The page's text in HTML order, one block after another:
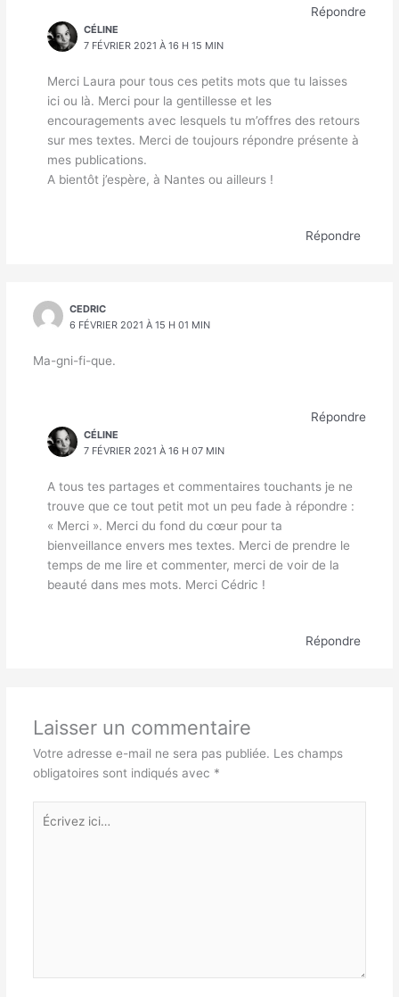
Répondre
CÉLINE
7 FÉVRIER 2021 À 16 H 15 MIN
Merci Laura pour tous ces petits mots que tu laisses
ici ou là. Merci pour la gentillesse et les
encouragements avec lesquels tu m’offres des retours
sur mes textes. Merci de toujours répondre présente à
mes publications.
A bientôt j’espère, à Nantes ou ailleurs !
Répondre
CEDRIC
6 FÉVRIER 2021 À 15 H 01 MIN
Ma-gni-fi-que.
Répondre
CÉLINE
7 FÉVRIER 2021 À 16 H 07 MIN
A tous tes partages et commentaires touchants je ne
trouve que ce tout petit mot un peu fade à répondre :
« Merci ». Merci du fond du cœur pour ta
bienveillance envers mes textes. Merci de prendre le
temps de me lire et commenter, merci de voir de la
beauté dans mes mots. Merci Cédric !
Répondre
Laisser un commentaire
Votre adresse e-mail ne sera pas publiée. Les champs
obligatoires sont indiqués avec *
Écrivez
ici…